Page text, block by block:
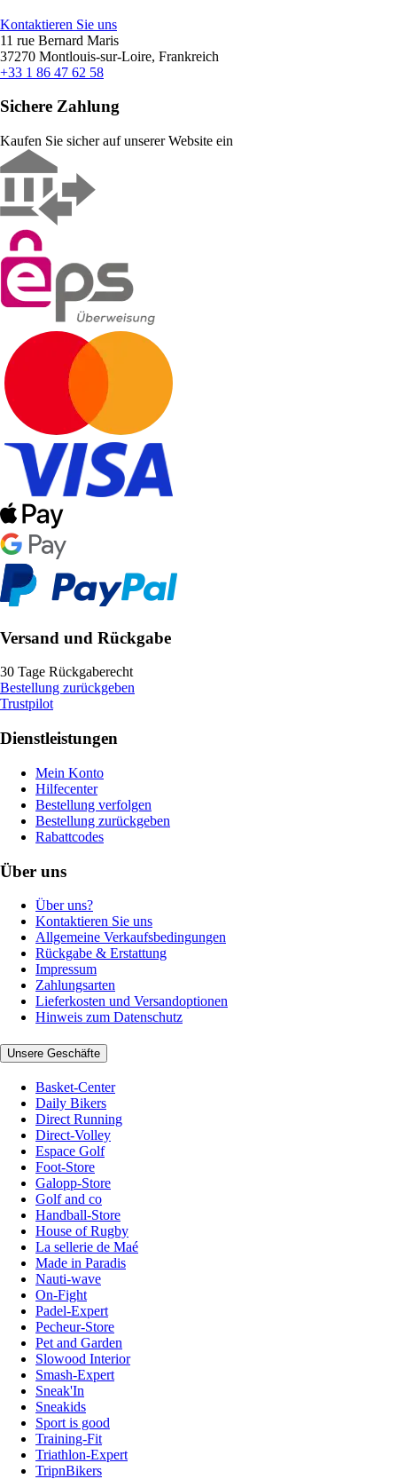
Kontaktieren Sie uns
11 rue Bernard Maris
37270 Montlouis-sur-Loire, Frankreich
+33 1 86 47 62 58
Sichere Zahlung
Kaufen Sie sicher auf unserer Website ein
Versand und Rückgabe
30 Tage Rückgaberecht
Bestellung zurückgeben
Trustpilot
Dienstleistungen
Mein Konto
Hilfecenter
Bestellung verfolgen
Bestellung zurückgeben
Rabattcodes
Über uns
Über uns?
Kontaktieren Sie uns
Allgemeine Verkaufsbedingungen
Rückgabe & Erstattung
Impressum
Zahlungsarten
Lieferkosten und Versandoptionen
Hinweis zum Datenschutz
Unsere Geschäfte
Basket-Center
Daily Bikers
Direct Running
Direct-Volley
Espace Golf
Foot-Store
Galopp-Store
Golf and co
Handball-Store
House of Rugby
La sellerie de Maé
Made in Paradis
Nauti-wave
On-Fight
Padel-Expert
Pecheur-Store
Pet and Garden
Slowood Interior
Smash-Expert
Sneak'In
Sneakids
Sport is good
Training-Fit
Triathlon-Expert
TripnBikers